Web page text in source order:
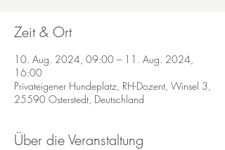
Zeit & Ort
10. Aug. 2024, 09:00 – 11. Aug. 2024,
16:00
Privateigener Hundeplatz, RH-Dozent, Winsel 3,
25590 Osterstedt, Deutschland
Über die Veranstaltung